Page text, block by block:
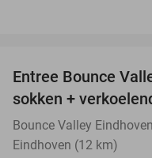
Entree Bounce
sokken +
Bounce Valley Eindhoven
Eindhoven (12 km)